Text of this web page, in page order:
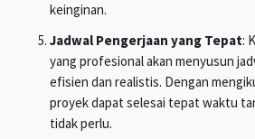
keinginan.
Jadwal Pengerjaan yang Tepat:
yang profesional akan menyusun
efisien dan realistis. Dengan
proyek dapat selesai tepat waktu
tidak perlu.